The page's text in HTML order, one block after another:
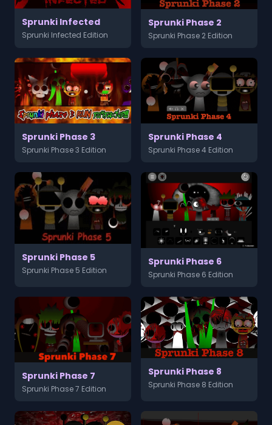
Sprunki Infected
Sprunki Infected Edition
Sprunki Phase 2
Sprunki Phase 2 Edition
Sprunki Phase 3
Sprunki Phase 3 Edition
Sprunki Phase 4
Sprunki Phase 4 Edition
Sprunki Phase 5
Sprunki Phase 5 Edition
Sprunki Phase 6
Sprunki Phase 6 Edition
Sprunki Phase 7
Sprunki Phase 7 Edition
Sprunki Phase 8
Sprunki Phase 8 Edition